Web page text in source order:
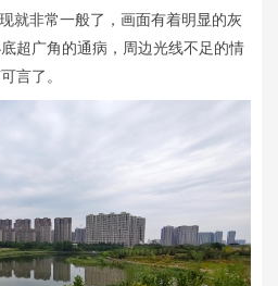
就非常一般了，画面有着明显的灰
超广角的通病，周边光线不足的情
言了。